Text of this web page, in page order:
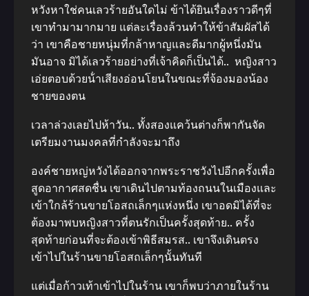
หวังหาใช่คนเลวร้ายอันใดไม่ ข้าได้ยินเรื่องราวดีๆที่
เขาทํามามากมาย แต่ละเรื่องล้วนทําให้ข้าสัมผัสได้
ว่า เขาคือชายหนุ่มที่กล้าหาญและดีมากผู้หนึ่งมัน
มันอาจ มิได้เลวร้ายอย่างที่เจ้าคิดก็เป็นได้.. หญิงสาว
เอ่ยตอบด้วยน้ําเสียงอ่อนโยนในขณะที่จ้องมองน้อง
ชายของตน
เวลาล่วงเลยไปห้าวัน.. ทั้งสองแคว้นต่างก็พากันจัด
เตรียมงานมงคลที่กําลังจะมาถึง
องค์ชายหญ่หวังได้ออกจากพระราชวังไปอีกครั้งเพื่อ
สูดอากาศสดชื่น เขาเดินไปตามท้องถนนในเมืองและ
เข้าใกล้ร้านขายโอสถเล็กๆแห่งหนึ่ง เขาอดมิได้ที่จะ
ต้องมาพบหญิงสาวที่ตนรักเป็นครั้งสุดท้าย.. ครั้ง
สุดท้ายก่อนที่จะต้องเข้าพิธีสมรส.. เขาจึงเดินตรง
เข้าไปในร้านขายโอสถเล็กๆนั้นทันที
แต่เมื่อก้าวเท้าเข้าไปในร้าน เขาก็พบว่าภายในร้าน